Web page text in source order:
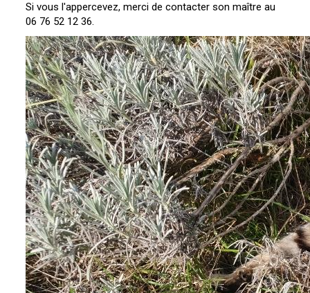
Si vous l'appercevez, merci de contacter son maître au
06 76 52 12 36.